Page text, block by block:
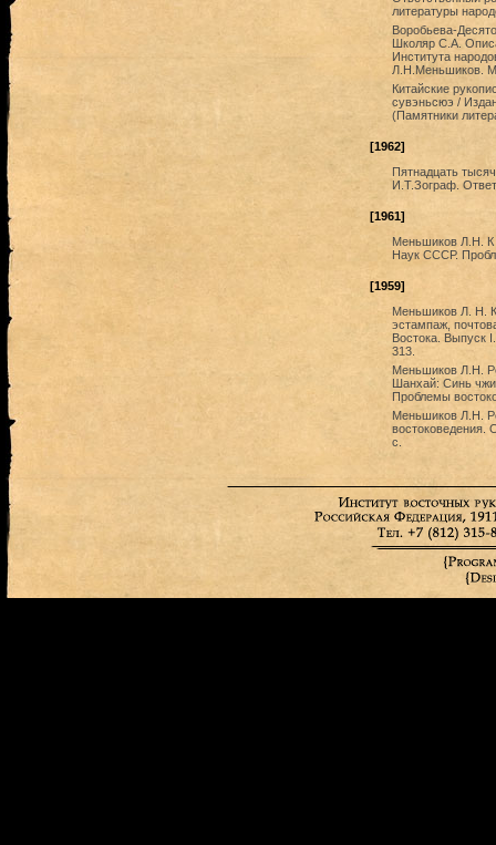
литературы
Воробьева-
Школяр С.А.
Института
Л.Н.Меньшиков.
Китайские
сувэньсюэ /
(Памятники
[1962]
Пятнадцать
И.Т.Зограф.
[1961]
Меньшиков Л.Н. К
Наук СССР.
[1959]
Меньшиков Л. Н.
эстампаж,
Востока. Выпуск
313.
Меньшиков Л.Н.
Шанхай: Синь
Проблемы
Меньшиков Л.Н.
с.